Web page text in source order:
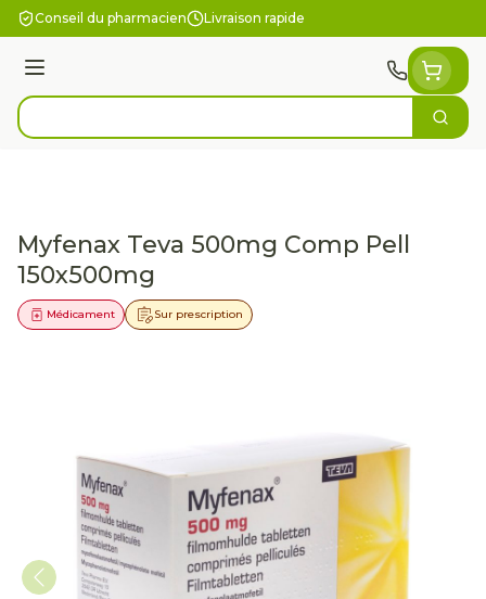
Aller au contenu
Conseil du pharmacien Livraison rapide
Menu
Rechercher
Myfenax Teva 500mg Comp Pell
150x500mg
Sur prescription
Médicament